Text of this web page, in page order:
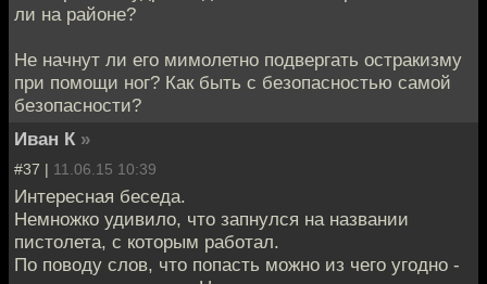
ли на районе?
Не начнут ли его мимолетно подвергать остракизму
при помощи ног? Как быть с безопасностью самой
безопасности?
Иван К »
#37 | 11.06.15 10:39
Интересная беседа.
Немножко удивило, что запнулся на названии
пистолета, с которым работал.
По поводу слов, что попасть можно из чего угодно -